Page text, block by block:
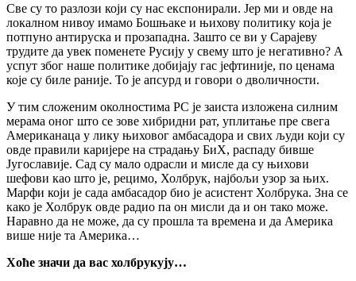
Све су то разлози који су нас експонирали. Јер ми и овде на
локалном нивоу имамо Бошњаке и њихову политику која је
потпуно антируска и прозападна. Зашто се ви у Сарајеву
трудите да увек поменете Русију у свему што је негативно? А
успут због наше политике добијају гас јефтиније, по ценама
које су биле раније. То је апсурд и говори о дволичности.
У тим сложеним околностима РС је заиста изложена силним
мерама оног што се зове хибридни рат, уплитање пре свега
Американаца у лику њиховог амбасадора и свих људи који су
овде правили каријере на страдању БиХ, распаду бивше
Југославије. Сад су мало одрасли и мисле да су њихови
шефови као што је, рецимо, Холбрук, најбољи узор за њих.
Марфи који је сада амбасадор био је асистент Холбрука. Зна се
како је Холбрук овде радио па он мисли да и он тако може.
Наравно да не може, да су прошла та времена и да Америка
више није та Америка…
Хоће значи да вас холбрукују…